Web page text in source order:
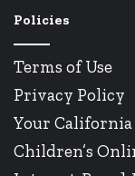
Policies
Terms of Use
Privacy Policy
Your
Children’s